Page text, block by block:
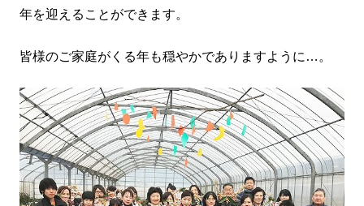
年を迎えることができます。
皆様のご家庭がくる年も穏やかでありますように…。